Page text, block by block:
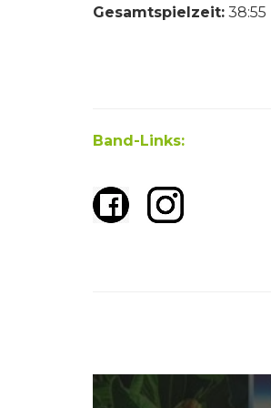
Gesamtspielzeit: 38:55
Band-Links: